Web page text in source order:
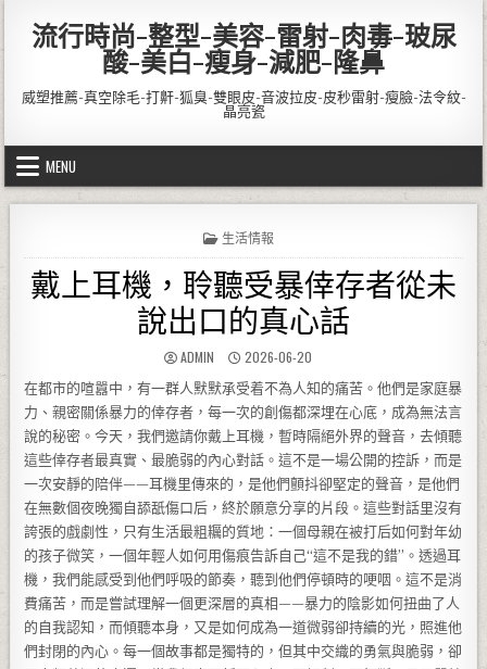
流行時尚-整型-美容-雷射-肉毒-玻尿
酸-美白-瘦身-減肥-隆鼻
威塑推薦-真空除毛-打鼾-狐臭-雙眼皮-音波拉皮-皮秒雷射-瘦臉-法令紋-
晶亮瓷
MENU
POSTED IN
生活情報
戴上耳機，聆聽受暴倖存者從未
說出口的真心話
AUTHOR:
ADMIN PUBLISHED DATE:
2026-06-20
在都市的喧囂中，有一群人默默承受着不為人知的痛苦。他們是家庭暴
力、親密關係暴力的倖存者，每一次的創傷都深埋在心底，成為無法言
說的秘密。今天，我們邀請你戴上耳機，暫時隔絕外界的聲音，去傾聽
這些倖存者最真實、最脆弱的內心對話。這不是一場公開的控訴，而是
一次安靜的陪伴——耳機里傳來的，是他們顫抖卻堅定的聲音，是他們
在無數個夜晚獨自舔舐傷口后，終於願意分享的片段。這些對話里沒有
誇張的戲劇性，只有生活最粗糲的質地：一個母親在被打后如何對年幼
的孩子微笑，一個年輕人如何用傷痕告訴自己“這不是我的錯”。透過耳
機，我們能感受到他們呼吸的節奏，聽到他們停頓時的哽咽。這不是消
費痛苦，而是嘗試理解一個更深層的真相——暴力的陰影如何扭曲了人
的自我認知，而傾聽本身，又是如何成為一道微弱卻持續的光，照進他
們封閉的內心。每一個故事都是獨特的，但其中交織的勇氣與脆弱，卻